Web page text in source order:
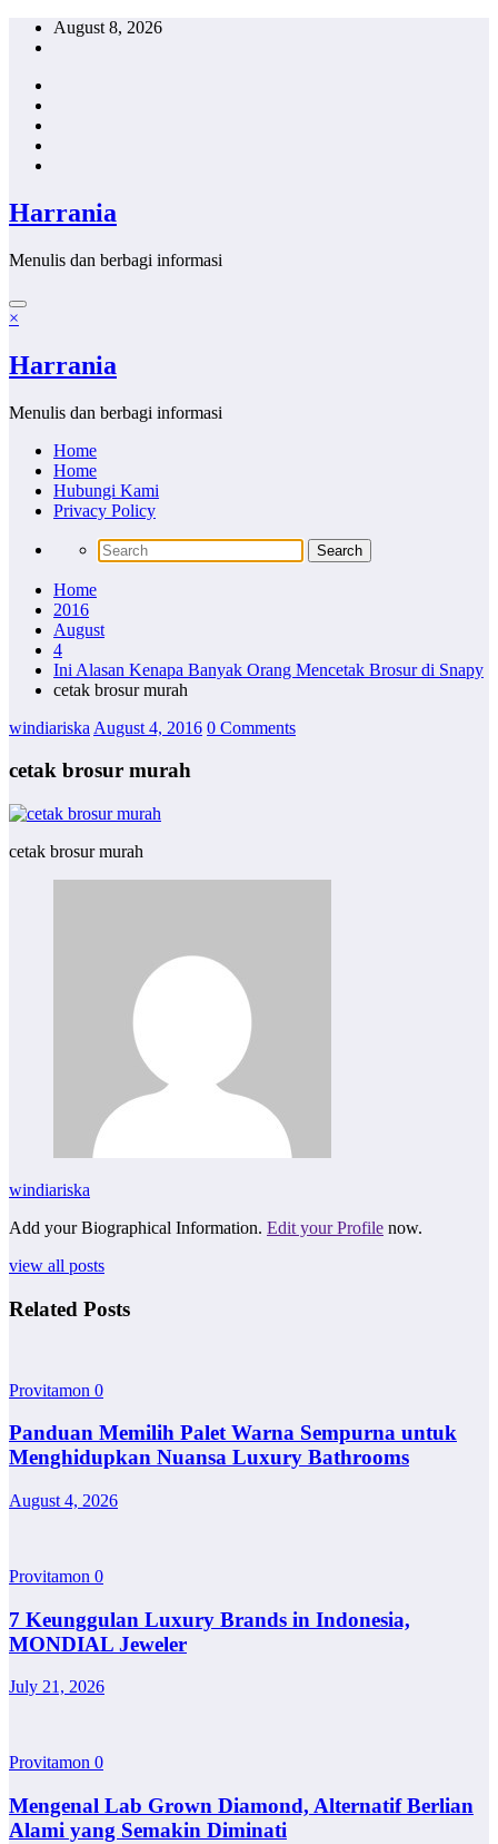
Skip
August 8, 2026
Harrania
Menulis dan berbagi informasi
×
Harrania
Menulis dan berbagi informasi
Home
Home
Hubungi Kami
Privacy Policy
Home
2016
August
4
Ini Alasan Kenapa Banyak Orang Mencetak Brosur di Snapy
cetak brosur murah
windiariska August 4, 2016 0 Comments
cetak brosur murah
cetak brosur murah
windiariska
Add your Biographical Information. Edit your Profile now.
view all posts
Related Posts
Provitamon 0
Panduan Memilih Palet Warna Sempurna untuk
Menghidupkan Nuansa Luxury Bathrooms
August 4, 2026
Provitamon 0
7 Keunggulan Luxury Brands in Indonesia,
MONDIAL Jeweler
July 21, 2026
Provitamon 0
Mengenal Lab Grown Diamond, Alternatif Berlian
Alami yang Semakin Diminati